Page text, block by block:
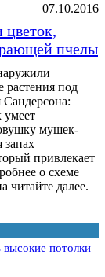
07.10.2016
пчелы
растения под
Сандерсона:
умеет
мушек-
запах
привлекает
о схеме
читайте далее.
потолки